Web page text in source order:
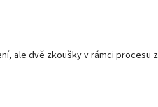
ale dvě zkoušky v rámci procesu